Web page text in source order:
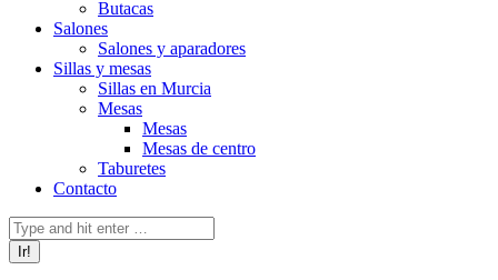
Butacas
Salones
Salones y aparadores
Sillas y mesas
Sillas en Murcia
Mesas
Mesas
Mesas de centro
Taburetes
Contacto
Buscar: